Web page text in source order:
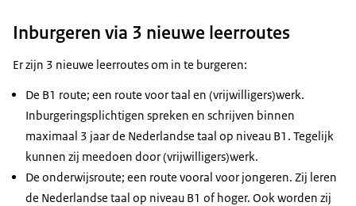
Inburgeren via 3 nieuwe leerroutes
Er zijn 3 nieuwe leerroutes om in te burgeren:
De B1 route; een route voor taal en (vrijwilligers)werk.
Inburgeringsplichtigen spreken en schrijven binnen
maximaal 3 jaar de Nederlandse taal op niveau B1. Tegelijk
kunnen zij meedoen door (vrijwilligers)werk.
De onderwijsroute; een route vooral voor jongeren. Zij leren
de Nederlandse taal op niveau B1 of hoger. Ook worden zij